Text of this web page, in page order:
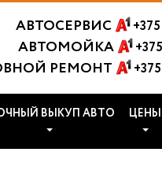
АВТОСЕРВИС +375
АВТОМОЙКА
+375
РЕМОНТ
+375
ВЫКУП АВТО ЦЕНЫ